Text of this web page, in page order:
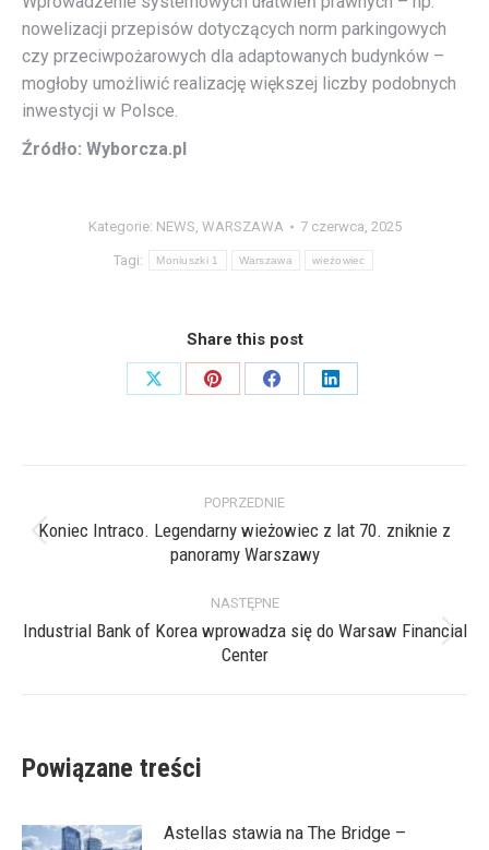
nowelizacji przepisów dotyczących norm parkingowych
czy przeciwpożarowych dla adaptowanych budynków –
mogłoby umożliwić realizację większej liczby podobnych
inwestycji w Polsce.
Źródło: Wyborcza.pl
Kategorie: NEWS, WARSZAWA 7 czerwca, 2025
Tagi: Moniuszki 1 Warszawa wieżowiec
Share this post
Share
Share
Share
Share
wpisów
POPRZEDNIE
Poprzedni
Koniec Intraco. Legendarny wieżowiec z lat 70. zniknie z
panoramy Warszawy
NASTĘPNE
Następny
Industrial Bank of Korea wprowadza się do Warsaw Financial
Center
Powiązane treści
Astellas stawia na The Bridge –